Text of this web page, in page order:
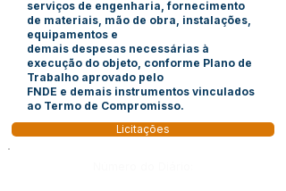
serviços de engenharia, fornecimento
de materiais, mão de obra, instalações,
equipamentos e
demais despesas necessárias à
execução do objeto, conforme Plano de
Trabalho aprovado pelo
FNDE e demais instrumentos vinculados
ao Termo de Compromisso.
Licitações